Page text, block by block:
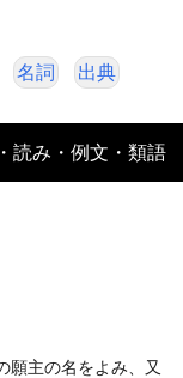
名詞 出典
読み・例文・類語
願主の名をよみ、又